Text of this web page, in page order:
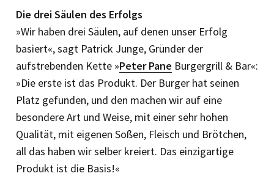
Die drei Säulen des Erfolgs
»Wir haben drei Säulen, auf denen unser Erfolg
basiert«, sagt Patrick Junge, Gründer der
aufstrebenden Kette »Peter Pane Burgergrill & Bar«:
»Die erste ist das Produkt. Der Burger hat seinen
Platz gefunden, und den machen wir auf eine
besondere Art und Weise, mit einer sehr hohen
Qualität, mit eigenen Soßen, Fleisch und Brötchen,
all das haben wir selber kreiert. Das einzigartige
Produkt ist die Basis!«